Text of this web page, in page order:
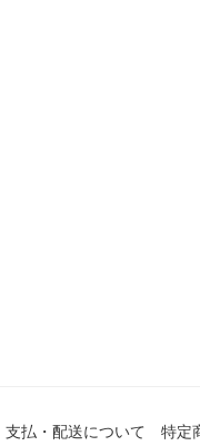
支払・配送について 特定